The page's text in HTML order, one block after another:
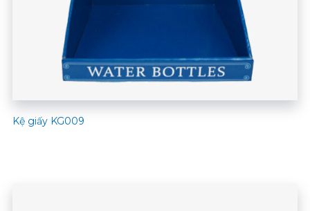
Kệ giấy KG009